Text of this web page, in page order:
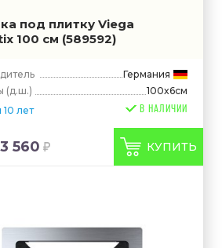
под плитку Viega
100 см (589592)
Германия
(д.ш.)
100x6см
10 лет
В НАЛИЧИИ
560 КУПИТЬ